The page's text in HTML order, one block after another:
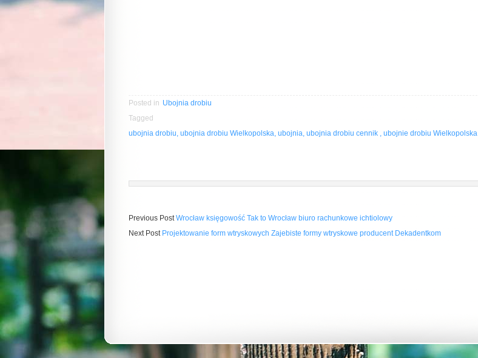
Posted in Ubojnia drobiu
Tagged
ubojnia drobiu, ubojnia drobiu Wielkopolska, ubojnia, ubojnia drobiu cennik , ubojnie drobiu Wielkopolska
Previous PostWrocław księgowość Tak to Wrocław biuro rachunkowe ichtiolowy
Next Post Projektowanie form wtryskowych Zajebiste formy wtryskowe producent Dekadentkom